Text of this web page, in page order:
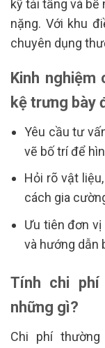
kỹ tải tầng và
nặng. Với khu
chuyên dụng
Kinh nghiệm
kệ trưng bày
Yêu cầu tư
vẽ bố trí để
Hỏi rõ vật
cách gia
Ưu tiên đơn
và hướng dẫn
Tính chi
những gì?
Chi phí